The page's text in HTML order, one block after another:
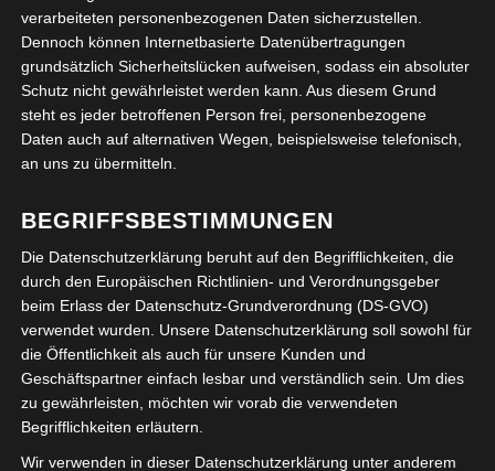
Altstadt
KARIN MAASS
KOMMENTAR SCHREIBEN
Von Wolfenbüttel aus ist Magdeburg gut erreichbar für
Auto. Ein Rundgang…
WEITERLESEN →
VERÖFFENTLICHT IN:FREIZEIT,KULTUR
ABGELEGT UNTER:MAGDEBURG
Suchen
nach:
verarbeiteten personenbezogenen Daten sicherzustellen.
Dennoch können Internetbasierte Datenübertragungen
grundsätzlich Sicherheitslücken aufweisen, sodass ein absoluter
Schutz nicht gewährleistet werden kann. Aus diesem Grund
steht es jeder betroffenen Person frei, personenbezogene
Daten auch auf alternativen Wegen, beispielsweise telefonisch,
an uns zu übermitteln.
BEGRIFFSBESTIMMUNGEN
Die Datenschutzerklärung beruht auf den Begrifflichkeiten, die
durch den Europäischen Richtlinien- und Verordnungsgeber
beim Erlass der Datenschutz-Grundverordnung (DS-GVO)
verwendet wurden. Unsere Datenschutzerklärung soll sowohl für
die Öffentlichkeit als auch für unsere Kunden und
Geschäftspartner einfach lesbar und verständlich sein. Um dies
zu gewährleisten, möchten wir vorab die verwendeten
Begrifflichkeiten erläutern.
Wir verwenden in dieser Datenschutzerklärung unter anderem